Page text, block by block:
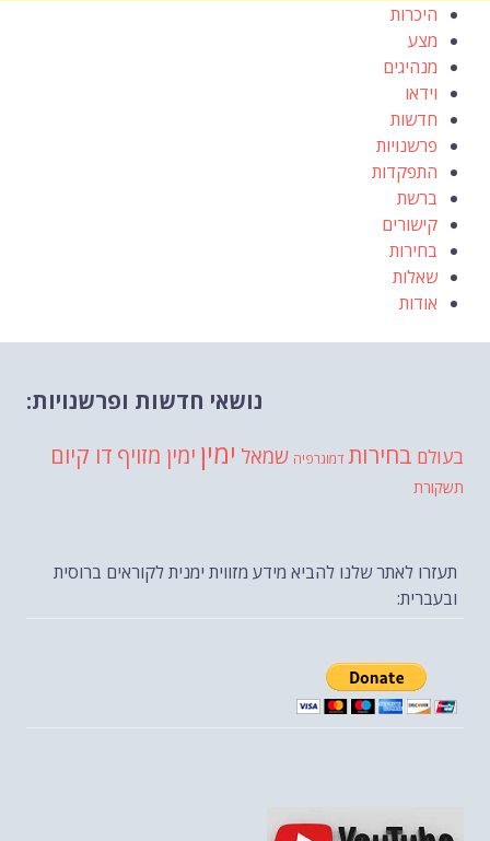
היכרות
מצע
מנהיגים
וידאו
חדשות
פרשנויות
התפקדות
ברשת
קישורים
בחירות
שאלות
אודות
נושאי חדשות ופרשנויות:
בעולם בחירות דמוגרפיה שמאל ימין ימין מזויף דו קיום
תשקורת
תעזרו לאתר שלנו להביא מידע מזווית ימנית לקוראים ברוסית
ובעברית: